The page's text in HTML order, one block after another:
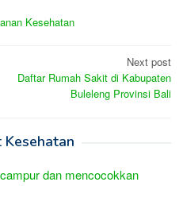
Kesehatan
Next post
Daftar Rumah Sakit di Kabupaten
Buleleng Provinsi Bali
Kesehatan
dan mencocokkan